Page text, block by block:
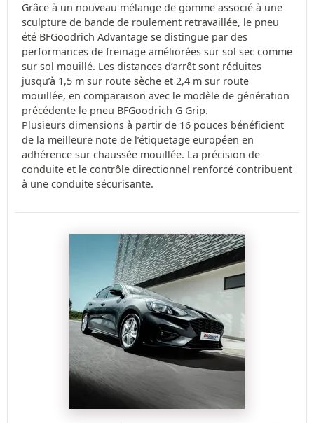
Grâce à un nouveau mélange de gomme associé à une
sculpture de bande de roulement retravaillée, le pneu
été BFGoodrich Advantage se distingue par des
performances de freinage améliorées sur sol sec comme
sur sol mouillé. Les distances d’arrêt sont réduites
jusqu’à 1,5 m sur route sèche et 2,4 m sur route
mouillée, en comparaison avec le modèle de génération
précédente le pneu BFGoodrich G Grip.
Plusieurs dimensions à partir de 16 pouces bénéficient
de la meilleure note de l’étiquetage européen en
adhérence sur chaussée mouillée. La précision de
conduite et le contrôle directionnel renforcé contribuent
à une conduite sécurisante.